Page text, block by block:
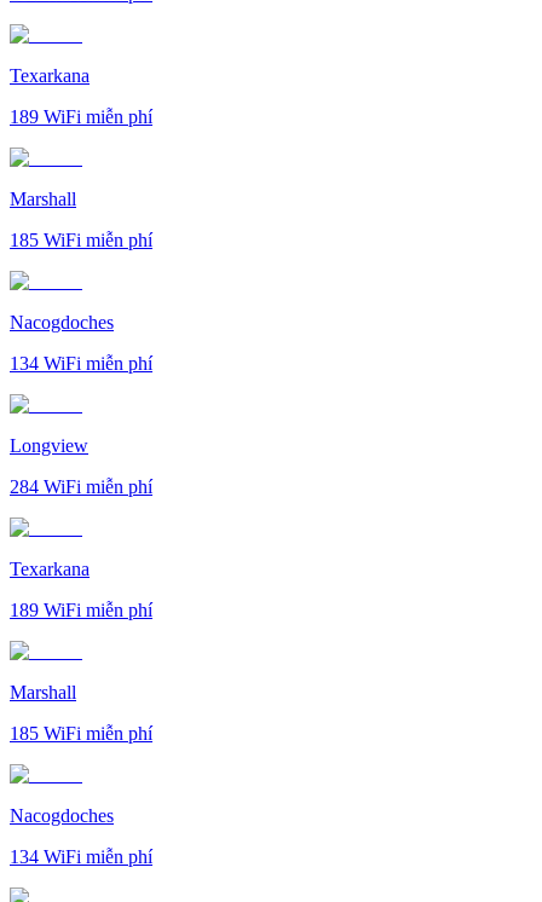
Texarkana
189 WiFi miễn phí
Marshall
185 WiFi miễn phí
Nacogdoches
134 WiFi miễn phí
Longview
284 WiFi miễn phí
Texarkana
189 WiFi miễn phí
Marshall
185 WiFi miễn phí
Nacogdoches
134 WiFi miễn phí